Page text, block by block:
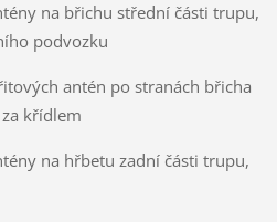
na břichu střední části trupu,
podvozku
antén po stranách břicha
křídlem
na hřbetu zadní části trupu,